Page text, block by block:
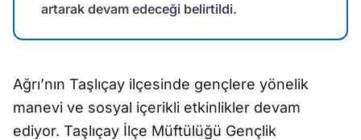
artarak devam edeceği belirtildi.
Ağrı’nın Taşlıçay ilçesinde gençlere yönelik
manevi ve sosyal içerikli etkinlikler devam
ediyor. Taşlıçay İlçe Müftülüğü Gençlik